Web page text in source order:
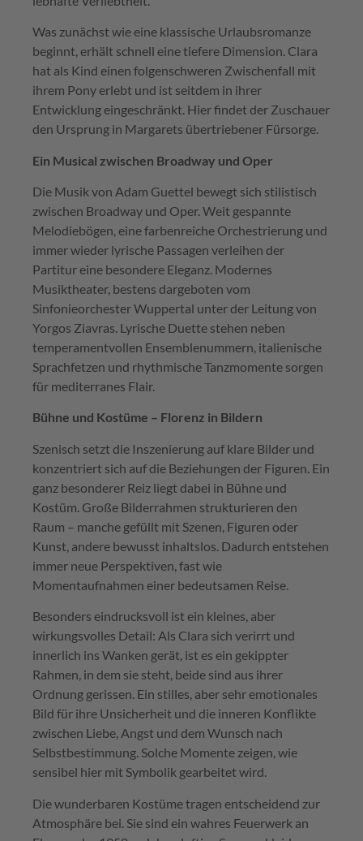
Was zunächst wie eine klassische Urlaubsromanze
beginnt, erhält schnell eine tiefere Dimension. Clara
hat als Kind einen folgenschweren Zwischenfall mit
ihrem Pony erlebt und ist seitdem in ihrer
Entwicklung eingeschränkt. Hier findet der Zuschauer
den Ursprung in Margarets übertriebener Fürsorge.
Ein Musical zwischen Broadway und Oper
Die Musik von Adam Guettel bewegt sich stilistisch
zwischen Broadway und Oper. Weit gespannte
Melodiebögen, eine farbenreiche Orchestrierung und
immer wieder lyrische Passagen verleihen der
Partitur eine besondere Eleganz. Modernes
Musiktheater, bestens dargeboten vom
Sinfonieorchester Wuppertal unter der Leitung von
Yorgos Ziavras. Lyrische Duette stehen neben
temperamentvollen Ensemblenummern, italienische
Sprachfetzen und rhythmische Tanzmomente sorgen
für mediterranes Flair.
Bühne und Kostüme – Florenz in Bildern
Szenisch setzt die Inszenierung auf klare Bilder und
konzentriert sich auf die Beziehungen der Figuren. Ein
ganz besonderer Reiz liegt dabei in Bühne und
Kostüm. Große Bilderrahmen strukturieren den
Raum – manche gefüllt mit Szenen, Figuren oder
Kunst, andere bewusst inhaltslos. Dadurch entstehen
immer neue Perspektiven, fast wie
Momentaufnahmen einer bedeutsamen Reise.
Besonders eindrucksvoll ist ein kleines, aber
wirkungsvolles Detail: Als Clara sich verirrt und
innerlich ins Wanken gerät, ist es ein gekippter
Rahmen, in dem sie steht, beide sind aus ihrer
Ordnung gerissen. Ein stilles, aber sehr emotionales
Bild für ihre Unsicherheit und die inneren Konflikte
zwischen Liebe, Angst und dem Wunsch nach
Selbstbestimmung. Solche Momente zeigen, wie
sensibel hier mit Symbolik gearbeitet wird.
Die wunderbaren Kostüme tragen entscheidend zur
Atmosphäre bei. Sie sind ein wahres Feuerwerk an